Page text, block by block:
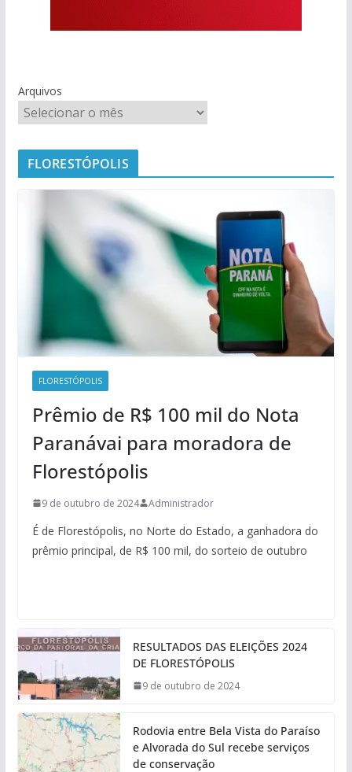
Arquivos
FLORESTÓPOLIS
FLORESTÓPOLIS
Prêmio de R$ 100 mil do Nota
Paranávai para moradora de
Florestópolis
9 de outubro de 2024 Administrador
É de Florestópolis, no Norte do Estado, a ganhadora do
prêmio principal, de R$ 100 mil, do sorteio de outubro
RESULTADOS DAS ELEIÇÕES 2024
DE FLORESTÓPOLIS
9 de outubro de 2024
Rodovia entre Bela Vista do Paraíso
e Alvorada do Sul recebe serviços
de conservação